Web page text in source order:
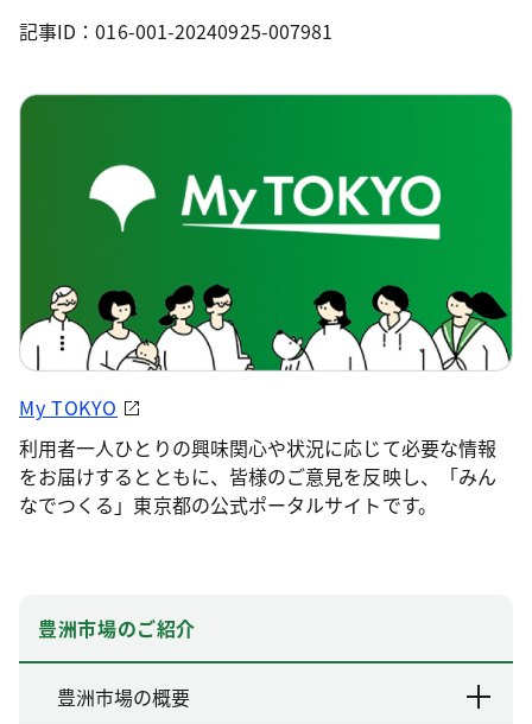
記事ID：016-001-20240925-007981
My TOKYO
利用者一人ひとりの興味関心や状況に応じて必要な情報
をお届けするとともに、皆様のご意見を反映し、「みん
なでつくる」東京都の公式ポータルサイトです。
豊洲市場のご紹介
豊洲市場の概要